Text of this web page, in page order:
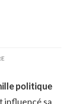
SUR
FILS politique
influencé sa